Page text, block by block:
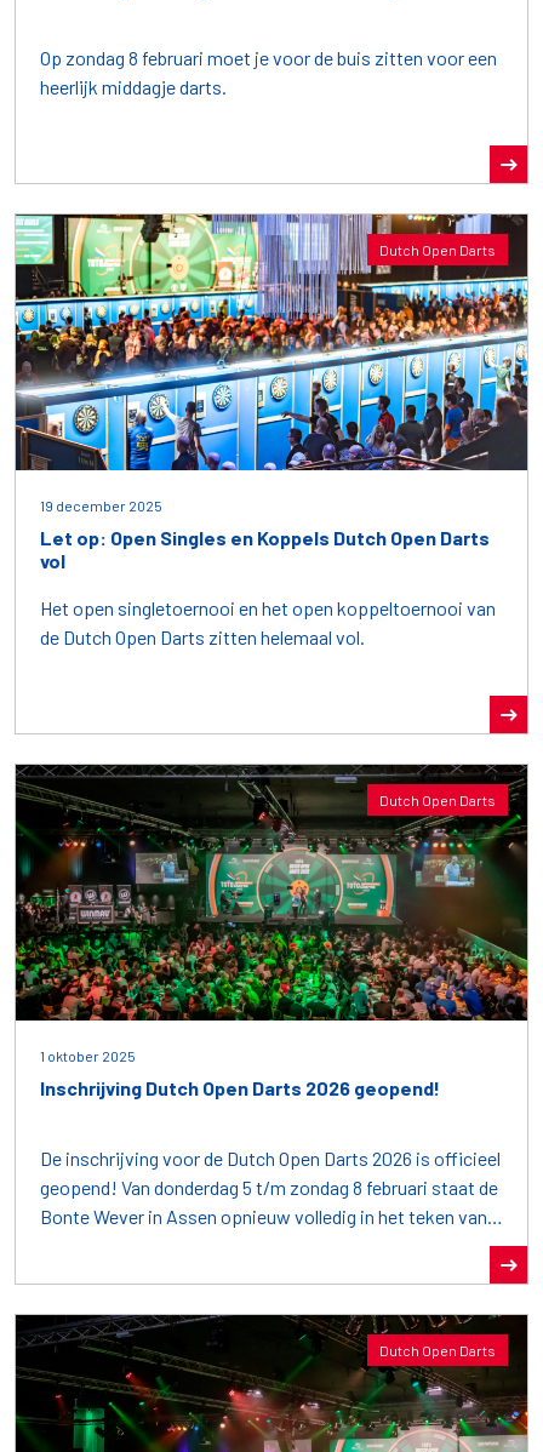
Op zondag 8 februari moet je voor de buis zitten voor een
heerlijk middagje darts.
Dutch Open Darts
19 december 2025
Let op: Open Singles en Koppels Dutch Open Darts
vol
Het open singletoernooi en het open koppeltoernooi van
de Dutch Open Darts zitten helemaal vol.
Dutch Open Darts
1 oktober 2025
Inschrijving Dutch Open Darts 2026 geopend!
De inschrijving voor de Dutch Open Darts 2026 is officieel
geopend! Van donderdag 5 t/m zondag 8 februari staat de
Bonte Wever in Assen opnieuw volledig in het teken van
Dutch Open Darts